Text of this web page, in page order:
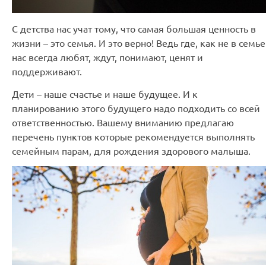
С детства нас учат тому, что самая большая ценность в
жизни – это семья. И это верно! Ведь где, как не в семье
нас всегда любят, ждут, понимают, ценят и
поддерживают.
Дети – наше счастье и наше будущее. И к
планированию этого будущего надо подходить со всей
ответственностью. Вашему вниманию предлагаю
перечень пунктов которые рекомендуется выполнять
семейным парам, для рождения здорового малыша.